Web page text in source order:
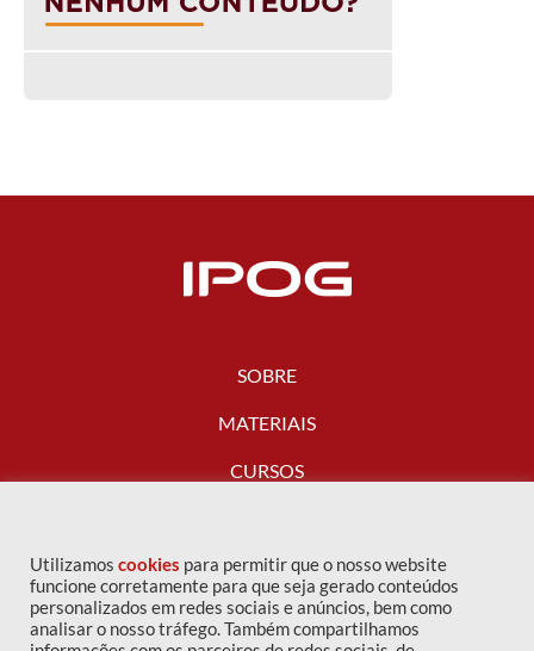
SOBRE
MATERIAIS
CURSOS
FALE CONOSCO
Utilizamos cookies para permitir que o nosso website
funcione corretamente para que seja gerado conteúdos
personalizados em redes sociais e anúncios, bem como
analisar o nosso tráfego. Também compartilhamos